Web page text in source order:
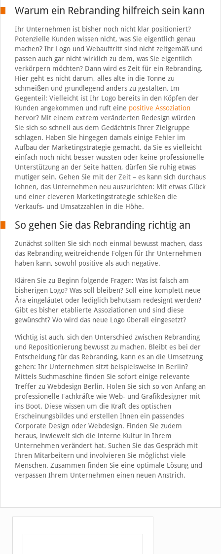
Warum ein Rebranding hilfreich sein kann
Ihr Unternehmen ist bisher noch nicht klar positioniert?
Potenzielle Kunden wissen nicht, was Sie eigentlich genau
machen? Ihr Logo und Webauftritt sind nicht zeitgemäß und
passen auch gar nicht wirklich zu dem, was Sie eigentlich
verkörpern möchten? Dann wird es Zeit für ein Rebranding.
Hier geht es nicht darum, alles alte in die Tonne zu
schmeißen und grundlegend anders zu gestalten. Im
Gegenteil: Vielleicht ist Ihr Logo bereits in den Köpfen der
Kunden angekommen und ruft eine positive Assoziation
hervor? Mit einem extrem veränderten Redesign würden
Sie sich so schnell aus dem Gedächtnis Ihrer Zielgruppe
schlagen. Haben Sie hingegen damals einige Fehler im
Aufbau der Marketingstrategie gemacht, da Sie es vielleicht
einfach noch nicht besser wussten oder keine professionelle
Unterstützung an der Seite hatten, dürfen Sie ruhig etwas
mutiger sein. Gehen Sie mit der Zeit – es kann sich durchaus
lohnen, das Unternehmen neu auszurichten: Mit etwas Glück
und einer cleveren Marketingstrategie schießen die
Verkaufs- und Umsatzzahlen in die Höhe.
So gehen Sie das Rebranding richtig an
Zunächst sollten Sie sich noch einmal bewusst machen, dass
das Rebranding weitreichende Folgen für Ihr Unternehmen
haben kann, sowohl positive als auch negative.
Klären Sie zu Beginn folgende Fragen: Was ist falsch am
bisherigen Logo? Was soll bleiben? Soll eine komplett neue
Ära eingeläutet oder lediglich behutsam redesignt werden?
Gibt es bisher etablierte Assoziationen und sind diese
gewünscht? Wo wird das neue Logo überall eingesetzt?
Wichtig ist auch, sich den Unterschied zwischen Rebranding
und Repositionierung bewusst zu machen. Bleibt es bei der
Entscheidung für das Rebranding, kann es an die Umsetzung
gehen: Ihr Unternehmen sitzt beispielsweise in Berlin?
Mittels Suchmaschine finden Sie sofort einige relevante
Treffer zu Webdesign Berlin. Holen Sie sich so von Anfang an
professionelle Fachkräfte wie Web- und Grafikdesigner mit
ins Boot. Diese wissen um die Kraft des optischen
Erscheinungsbildes und erstellen Ihnen ein passendes
Corporate Design oder Webdesign. Finden Sie zudem
heraus, inwieweit sich die interne Kultur in Ihrem
Unternehmen verändert hat. Suchen Sie das Gespräch mit
Ihren Mitarbeitern und involvieren Sie möglichst viele
Menschen. Zusammen finden Sie eine optimale Lösung und
verpassen Ihrem Unternehmen einen neuen Anstrich.